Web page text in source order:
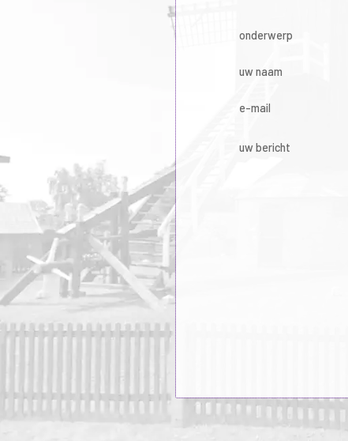
onderwerp
uw naam
e-mail
uw bericht